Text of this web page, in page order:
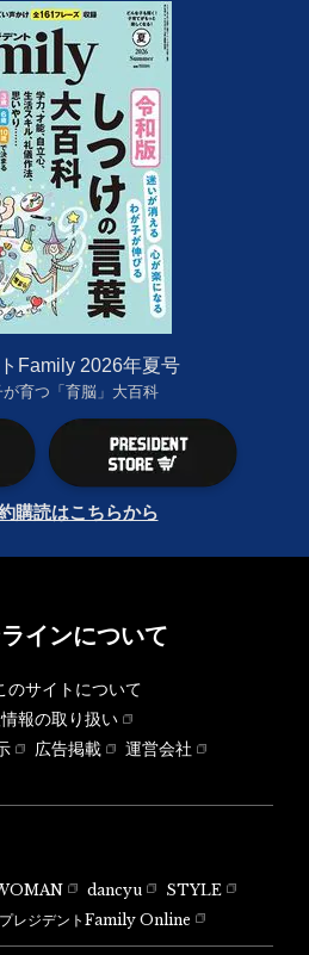
Family 2026年夏号
育つ「育脳」大百科
購読はこちらから
インについて
のサイトについて
報の取り扱い
広告掲載
運営会社
dancyu
STYLE
プレジデントFamily Online